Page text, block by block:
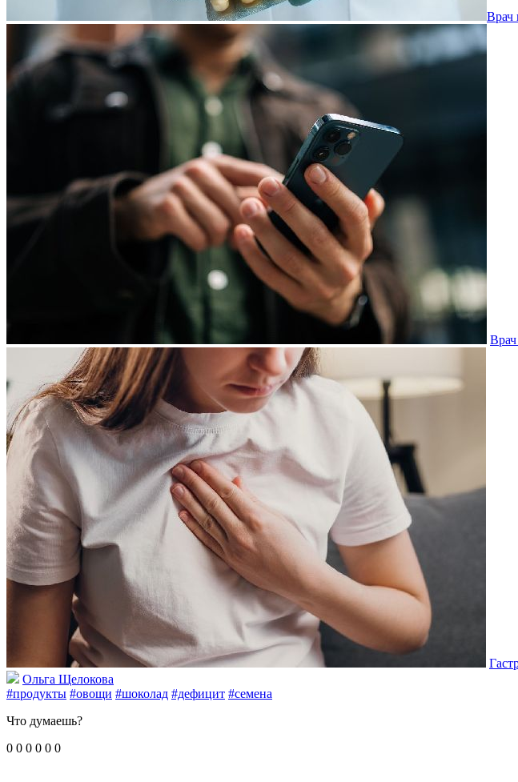
Врач
Врач
Ольга Щелокова
#продукты #овощи #шоколад #дефицит #семена
Что думаешь?
0 0 0 0 0 0